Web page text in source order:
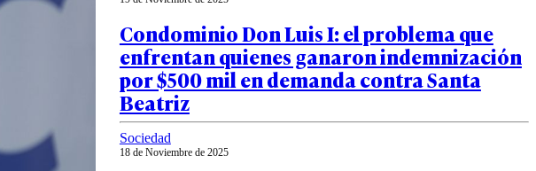
Condominio Don Luis I: el problema que
enfrentan quienes ganaron indemnización
por $500 mil en demanda contra Santa
Beatriz
Sociedad
18 de Noviembre de 2025